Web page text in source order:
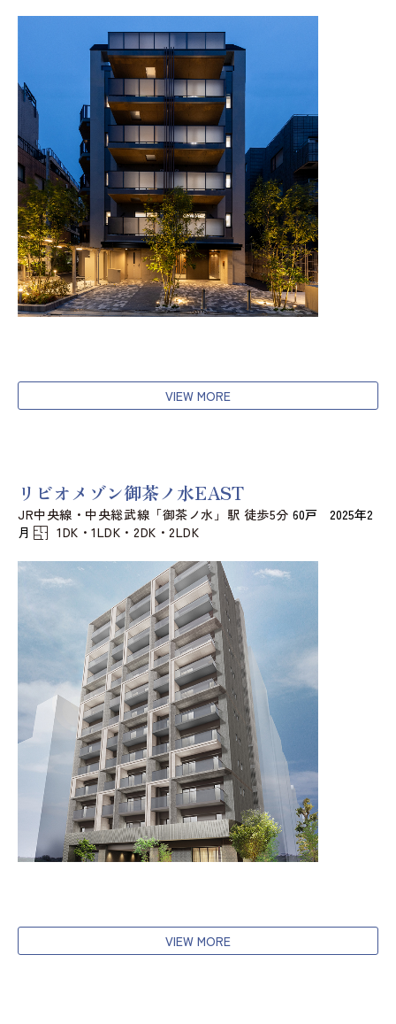
VIEW MORE
リビオメゾン御茶ノ水EAST
JR中央線・中央総武線「御茶ノ水」駅 徒歩5分60戸 2025年2
月
1DK・1LDK・2DK・2LDK
VIEW MORE